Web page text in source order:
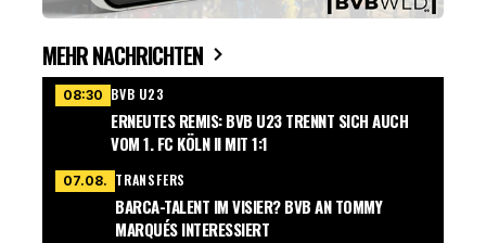
MEHR NACHRICHTEN
08:30 BVB U23
ERNEUTES REMIS: BVB U23 TRENNT SICH AUCH
VOM 1. FC KÖLN II MIT 1:1
07.08. TRANSFERS
BARCA-TALENT IM VISIER? BVB AN TOMMY
MARQUÉS INTERESSIERT